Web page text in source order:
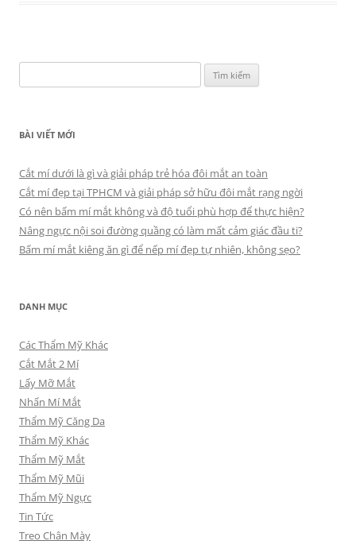
kiếm
BÀI VIẾT MỚI
Cắt mí dưới là gì và giải pháp trẻ hóa đôi mắt an toàn
Cắt mí đẹp tại TPHCM và giải pháp sở hữu đôi mắt rạng ngời
Có nên bấm mí mắt không và độ tuổi phù hợp để thực hiện?
Nâng ngực nội soi đường quầng có làm mất cảm giác đầu ti?
Bấm mí mắt kiêng ăn gì để nếp mí đẹp tự nhiên, không sẹo?
DANH MỤC
Các Thẩm Mỹ Khác
Cắt Mắt 2 Mí
Lấy Mỡ Mắt
Nhấn Mí Mắt
Thẩm Mỹ Căng Da
Thẩm Mỹ Khác
Thẩm Mỹ Mắt
Thẩm Mỹ Mũi
Thẩm Mỹ Ngực
Tin Tức
Treo Chân Mày